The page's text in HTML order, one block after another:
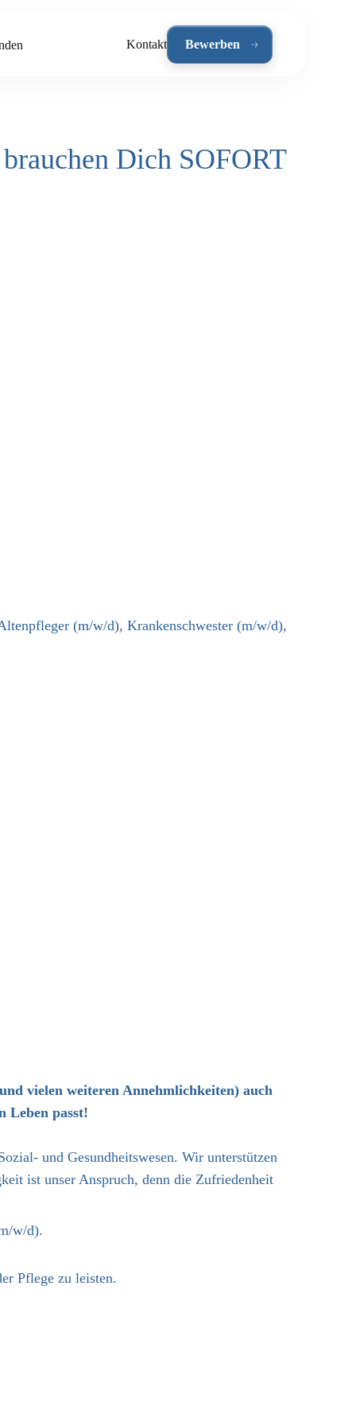
Kontakt Bewerben
Dich SOFORT
vielen weiteren Annehmlichkeiten) auch
Leben passt!
und Gesundheitswesen. Wir unterstützen
ist unser Anspruch, denn die Zufriedenheit
w/d).
(m/w/d), Krankenschwester (m/w/d),
Pflege zu leisten.